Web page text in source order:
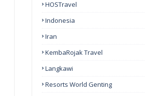
HOSTravel
Indonesia
Iran
KembaRojak Travel
Langkawi
Resorts World Genting